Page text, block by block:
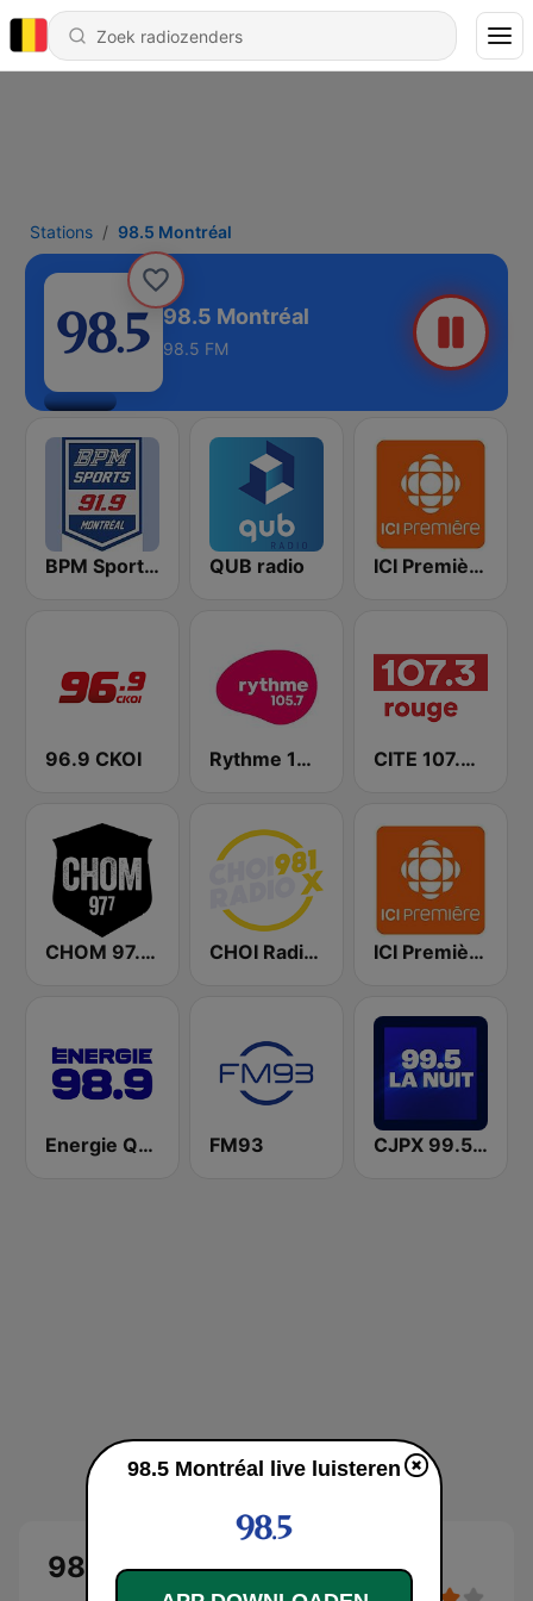
Stations 98.5 Montréal
98.5 Montréal
98.5 FM
BPM Sports 91.9 FM QUB radio ICI Première Montréal
96.9 CKOI Rythme 105.7 FM CITE 107.3 Rouge FM
CHOM 97.7 FM CHOI Radio X 98.1 FM ICI Première Québec
Energie Québec 98.9 FM FM93 CJPX 99.5 MTL
98.5 Montréal
98.5 Montréal live luisteren